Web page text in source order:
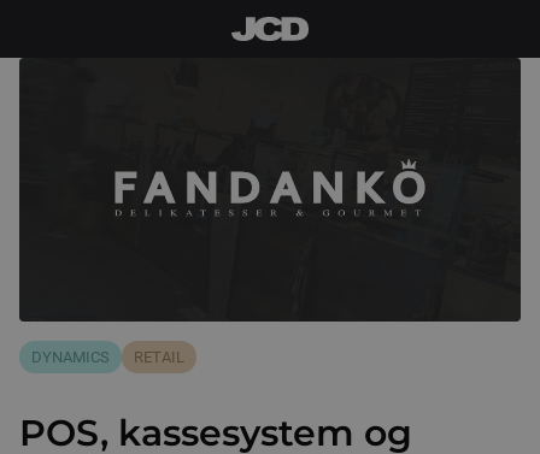
DYNAMICS RETAIL
POS, kassesystem og